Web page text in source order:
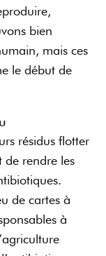
bien
mais ces
le début de
résidus flotter
de rendre les
de cartes à
à